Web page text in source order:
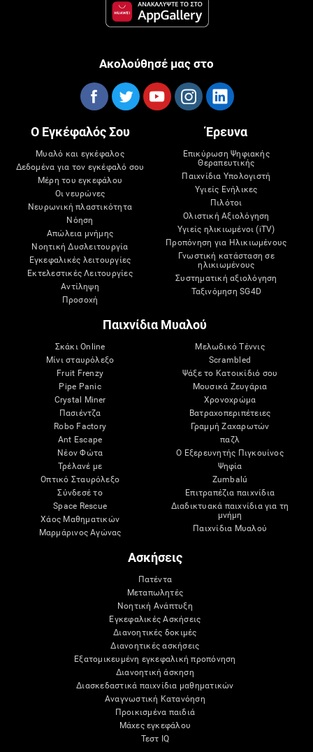
Ακολούθησέ μας στο
Ο Εγκέφαλός Σου
Μυαλό και εγκέφαλος
Δεδομένα για τον εγκέφαλό σου
Μέρη του εγκεφάλου
Οι νευρώνες
Νευρωνική πλαστικότητα
Νόηση
Απώλεια μνήμης
Νοητική Δυσλειτουργία
Εγκεφαλικές λειτουργίες
Εκτελεστικές Λειτουργίες
Αντίληψη
Προσοχή
Έρευνα
Επικύρωση Ψηφιακής
Θεραπευτικής
Παιχνίδια Υπολογιστή
Υγιείς Ενήλικες
Πιλότοι
Ολιστική Αξιολόγηση
Υγιείς ηλικιωμένοι (iTV)
Προπόνηση για Ηλικιωμένους
Γνωστική κατάσταση σε
ηλικιωμένους
Συστηματική αξιολόγηση
Ταξινόμηση SG4D
Παιχνίδια Μυαλού
Σκάκι Online
Μίνι σταυρόλεξο
Fruit Frenzy
Pipe Panic
Crystal Miner
Πασιέντζα
Robo Factory
Ant Escape
Νέον Φώτα
Τρέλανέ με
Οπτικό Σταυρόλεξο
Σύνδεσέ το
Space Rescue
Χάος Μαθηματικών
Μαρμάρινος Αγώνας
Μελωδικό Τέννις
Scrambled
Ψάξε το Κατοικίδιό σου
Μουσικά Ζευγάρια
Χρονοχρώμα
Βατραχοπεριπέτειες
Γραμμή Ζαχαρωτών
παζλ
Ο Εξερευνητής Πιγκουίνος
Ψηφία
Zumbalú
Επιτραπέζια παιχνίδια
Διαδικτυακά παιχνίδια για τη
μνήμη
Παιχνίδια Μυαλού
Ασκήσεις
Πατέντα
Μεταπωλητές
Νοητική Ανάπτυξη
Εγκεφαλικές Ασκήσεις
Διανοητικές δοκιμές
Διανοητικές ασκήσεις
Εξατομικευμένη εγκεφαλική προπόνηση
Διανοητική άσκηση
Διασκεδαστικά παιχνίδια μαθηματικών
Αναγνωστική Κατανόηση
Προικισμένα παιδιά
Μάχες εγκεφάλου
Τεστ IQ